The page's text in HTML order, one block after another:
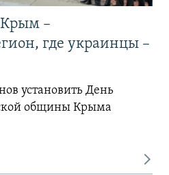
–
где украинцы –
установить День
общины Крыма